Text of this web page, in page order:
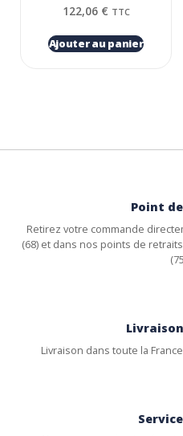
122,06 € TTC
Ajouter au panier
Point
Retirez votre commande
(68) et dans nos points de
Livraison dans toute la